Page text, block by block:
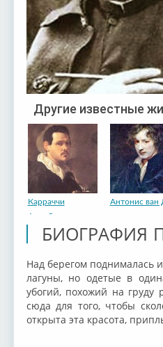
Другие известные
Карраччи
Аннибале
Антонис ван
БИОГРАФИЯ
Над берегом поднималась
лагуны, но одетые в
убогий, похожий на
сюда для того, чтобы
открыта эта красота,